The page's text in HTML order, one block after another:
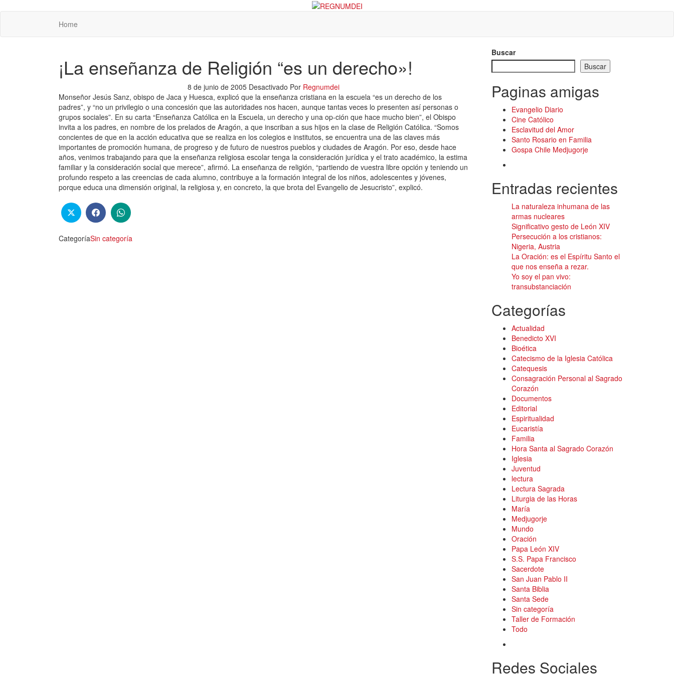
Home
¡La enseñanza de Religión “es un derecho»!
8 de junio de 2005 Desactivado Por Regnumdei
Monseñor Jesús Sanz, obispo de Jaca y Huesca, explicó que la enseñanza cristiana en la escuela “es un derecho de los
padres”, y “no un privilegio o una concesión que las autoridades nos hacen, aunque tantas veces lo presenten así personas o
grupos sociales”. En su carta “Enseñanza Católica en la Escuela, un derecho y una op-ción que hace mucho bien”, el Obispo
invita a los padres, en nombre de los prelados de Aragón, a que inscriban a sus hijos en la clase de Religión Católica. “Somos
concientes de que en la acción educativa que se realiza en los colegios e institutos, se encuentra una de las claves más
importantes de promoción humana, de progreso y de futuro de nuestros pueblos y ciudades de Aragón. Por eso, desde hace
años, venimos trabajando para que la enseñanza religiosa escolar tenga la consideración jurídica y el trato académico, la estima
familiar y la consideración social que merece”, afirmó. La enseñanza de religión, “partiendo de vuestra libre opción y teniendo un
profundo respeto a las creencias de cada alumno, contribuye a la formación integral de los niños, adolescentes y jóvenes,
porque educa una dimensión original, la religiosa y, en concreto, la que brota del Evangelio de Jesucristo”, explicó.
CategoríaSin categoría
Buscar
Buscar
Paginas amigas
Evangelio Diario
Cine Católico
Esclavitud del Amor
Santo Rosario en Familia
Gospa Chile Medjugorje
Entradas recientes
La naturaleza inhumana de las
armas nucleares
Significativo gesto de León XIV
Persecución a los cristianos:
Nigeria, Austria
La Oración: es el Espíritu Santo el
que nos enseña a rezar.
Yo soy el pan vivo:
transubstanciación
Categorías
Actualidad
Benedicto XVI
Bioética
Catecismo de la Iglesia Católica
Catequesis
Consagración Personal al Sagrado
Corazón
Documentos
Editorial
Espiritualidad
Eucaristía
Familia
Hora Santa al Sagrado Corazón
Iglesia
Juventud
lectura
Lectura Sagrada
Liturgia de las Horas
María
Medjugorje
Mundo
Oración
Papa León XIV
S.S. Papa Francisco
Sacerdote
San Juan Pablo II
Santa Biblia
Santa Sede
Sin categoría
Taller de Formación
Todo
Redes Sociales